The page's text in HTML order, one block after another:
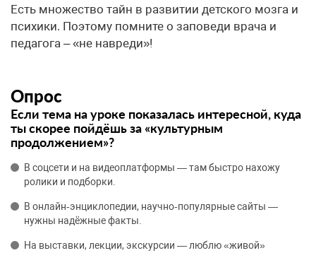
Есть множество тайн в развитии детского мозга и
психики. Поэтому помните о заповеди врача и
педагога – «не навреди»!
Опрос
Если тема на уроке показалась интересной, куда
ты скорее пойдёшь за «культурным
продолжением»?
В соцсети и на видеоплатформы — там быстро нахожу
ролики и подборки.
В онлайн‑энциклопедии, научно‑популярные сайты —
нужны надёжные факты.
На выставки, лекции, экскурсии — люблю «живой»